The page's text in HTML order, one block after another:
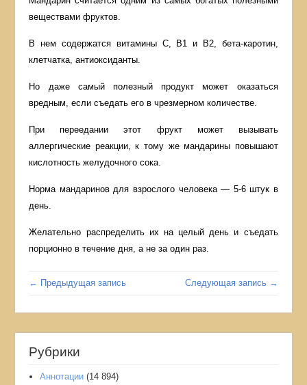
веществами фруктов.
В нем содержатся витамины С, B1 и B2, бета-каротин,
клетчатка, антиоксиданты.
Но даже самый полезный продукт может оказаться
вредным, если съедать его в чрезмерном количестве.
При переедании этот фрукт может вызывать
аллергические реакции, к тому же мандарины повышают
кислотность желудочного сока.
Норма мандаринов для взрослого человека — 5-6 штук в
день.
Желательно распределить их на целый день и съедать
порционно в течение дня, а не за один раз.
← Предыдущая запись Следующая запись →
Рубрики
Аннотации (14 894)